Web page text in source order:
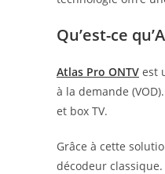
Qu’est-ce
Atlas Pro ONTV est
à la demande
et box TV.
Grâce à cette
décodeur classique.